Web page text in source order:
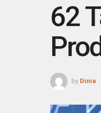
62
by Dinia